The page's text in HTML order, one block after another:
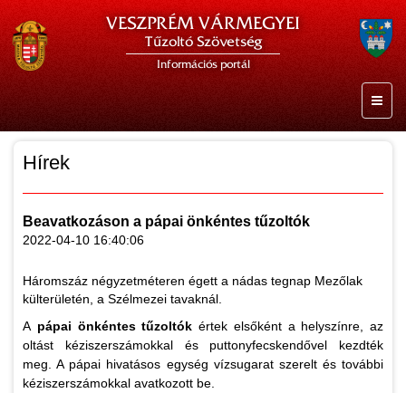
VESZPRÉM VÁRMEGYEI
Tűzoltó Szövetség
Információs portál
Hírek
Beavatkozáson a pápai önkéntes tűzoltók
2022-04-10 16:40:06
Háromszáz négyzetméteren égett a nádas tegnap Mezőlak
külterületén, a Szélmezei tavaknál.
A pápai önkéntes tűzoltók értek elsőként a helyszínre, az
oltást kéziszerszámokkal és puttonyfecskendővel kezdték
meg. A pápai hivatásos egység vízsugarat szerelt és további
kéziszerszámokkal avatkozott be.